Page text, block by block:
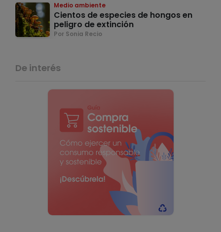
Medio ambiente
Cientos de especies de hongos en
peligro de extinción
Por Sonia Recio
De interés